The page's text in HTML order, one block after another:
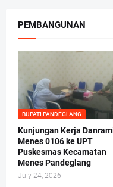
PEMBANGUNAN
BUPATI PANDEGLANG
Kunjungan Kerja
Menes 0106 ke UPT
Puskesmas Kecamatan
Menes Pandeglang
July 24, 2026